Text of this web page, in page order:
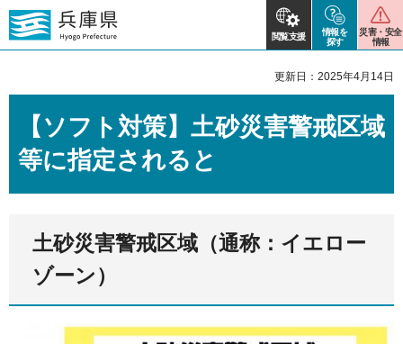
閲覧支援
情報を
探す
災害・安全
情報
更新日：2025年4月14日
【ソフト対策】土砂災害警戒区域
等に指定されると
土砂災害警戒区域（通称：イエロー
ゾーン）